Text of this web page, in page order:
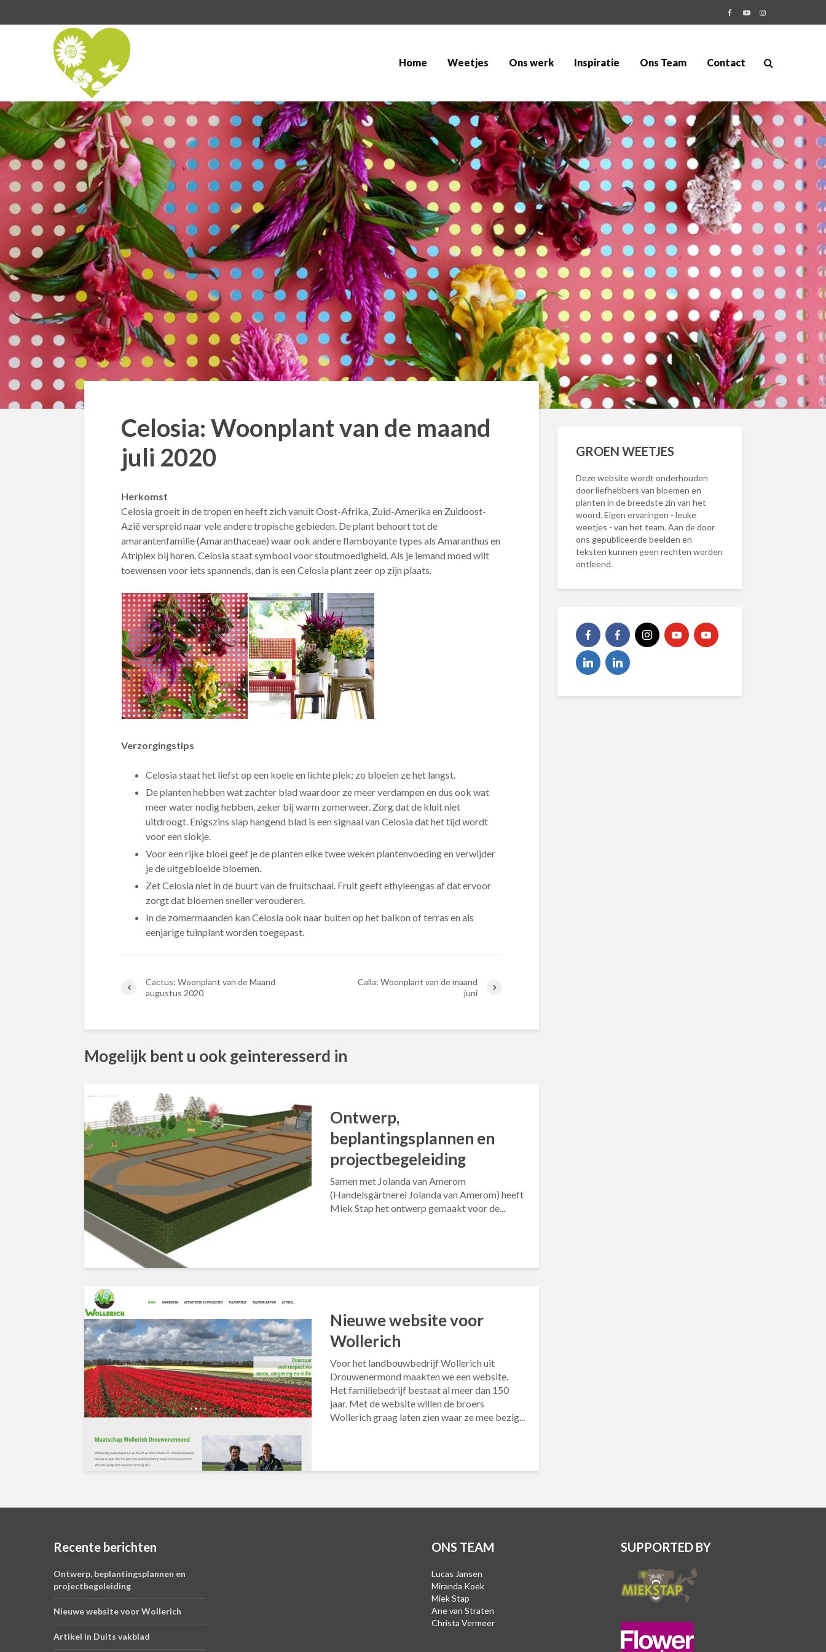
Home Weetjes Ons werk Inspiratie Ons Team Contact
Celosia: Woonplant van de maand
juli 2020
Herkomst
Celosia groeit in de tropen en heeft zich vanuit Oost-Afrika, Zuid-Amerika en Zuidoost-
Azië verspreid naar vele andere tropische gebieden. De plant behoort tot de
amarantenfamilie (Amaranthaceae) waar ook andere flamboyante types als Amaranthus en
Atriplex bij horen. Celosia staat symbool voor stoutmoedigheid. Als je iemand moed wilt
toewensen voor iets spannends, dan is een Celosia plant zeer op zijn plaats.
Verzorgingstips
Celosia staat het liefst op een koele en lichte plek; zo bloeien ze het langst.
De planten hebben wat zachter blad waardoor ze meer verdampen en dus ook wat
meer water nodig hebben, zeker bij warm zomerweer. Zorg dat de kluit niet
uitdroogt. Enigszins slap hangend blad is een signaal van Celosia dat het tijd wordt
voor een slokje.
Voor een rijke bloei geef je de planten elke twee weken plantenvoeding en verwijder
je de uitgebloeide bloemen.
Zet Celosia niet in de buurt van de fruitschaal. Fruit geeft ethyleengas af dat ervoor
zorgt dat bloemen sneller verouderen.
In de zomermaanden kan Celosia ook naar buiten op het balkon of terras en als
eenjarige tuinplant worden toegepast.
Cactus: Woonplant van de Maand
augustus 2020
Calla: Woonplant van de maand
juni
Mogelijk bent u ook geinteresserd in
Ontwerp,
beplantingsplannen en
projectbegeleiding
Samen met Jolanda van Amerom
(Handelsgärtnerei Jolanda van Amerom) heeft
Miek Stap het ontwerp gemaakt voor de...
Nieuwe website voor
Wollerich
Voor het landbouwbedrijf Wollerich uit
Drouwenermond maakten we een website.
Het familiebedrijf bestaat al meer dan 150
jaar. Met de website willen de broers
Wollerich graag laten zien waar ze mee bezig...
GROEN WEETJES
Deze website wordt onderhouden
door liefhebbers van bloemen en
planten in de breedste zin van het
woord. Eigen ervaringen - leuke
weetjes - van het team. Aan de door
ons gepubliceerde beelden en
teksten kunnen geen rechten worden
ontleend.
Recente berichten
Ontwerp, beplantingsplannen en
projectbegeleiding
Nieuwe website voor Wollerich
Artikel in Duits vakblad
ONS TEAM
Lucas Jansen
Miranda Koek
Miek Stap
Ane van Straten
Christa Vermeer
SUPPORTED BY